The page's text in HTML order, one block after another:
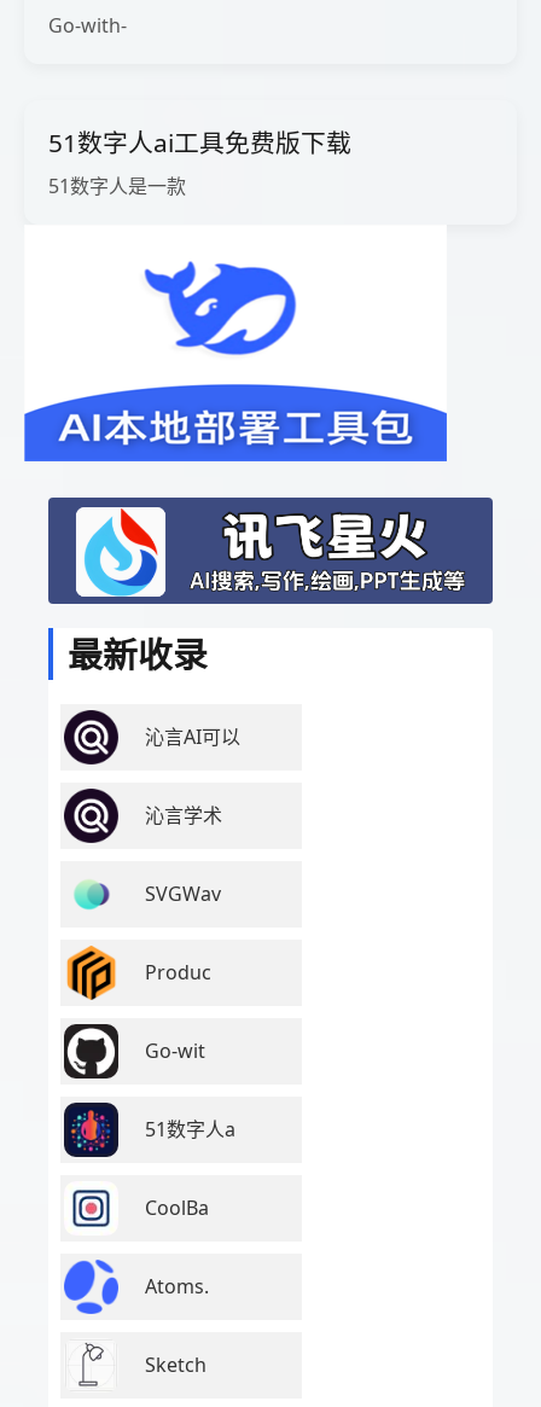
Go-with-
51数字人ai工具免费版下载
51数字人是一款
最新收录
沁言AI可以
沁言学术
SVGWav
Produc
Go-wit
51数字人a
CoolBa
Atoms.
Sketch